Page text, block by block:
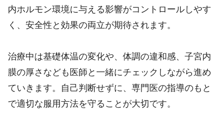
内ホルモン環境に与える影響がコントロールしやす
く、安全性と効果の両立が期待されます。
治療中は基礎体温の変化や、体調の違和感、子宮内
膜の厚さなども医師と一緒にチェックしながら進め
ていきます。自己判断せずに、専門医の指導のもと
で適切な服用方法を守ることが大切です。